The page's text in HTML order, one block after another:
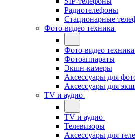
Радиотелефоны
Стационарные
Фото-видео техника
Фото-видео техника
Фотоаппараты
Экшн-камеры
Аксессуары для
Аксессуары для
TV и аудио
TV и аудио
Телевизоры
Аксессуары для